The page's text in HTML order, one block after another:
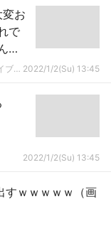
変お
で
てぇてぇかんそく：Vtuber にじさんじ ホロライブまとめ 2022/1/2(Su) 13:45
2022/1/2(Su) 13:45
すｗｗｗｗｗ（画